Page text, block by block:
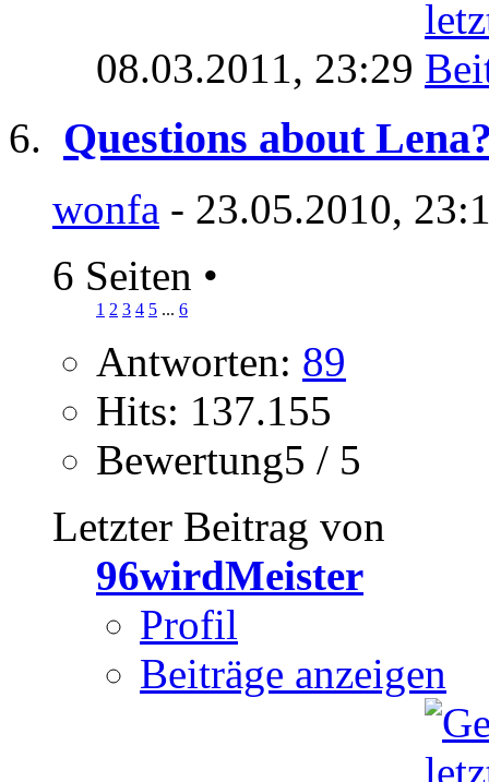
08.03.2011, 23:29
Questions about
wonfa - 23.05.2010,
6 Seiten •
1 2 3 4 5 ... 6
Antworten: 89
Hits: 137.155
Bewertung5 / 5
Letzter Beitrag von
96wirdMeister
Profil
Beiträge anzeigen